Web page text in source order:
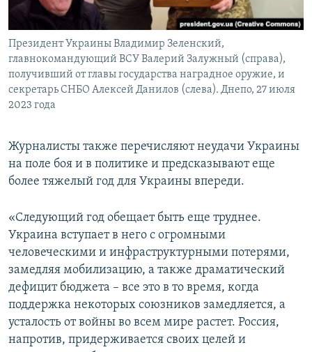
Президент Украины Владимир Зеленский,
главнокомандующий ВСУ Валерий Залужный (справа),
получивший от главы государства наградное оружие, и
секретарь СНБО Алексей Данилов (слева). Днепо, 27 июля
2023 года
Журналисты также перечисляют неудачи Украины
на поле боя и в политике и предсказывают еще
более тяжелый год для Украины впереди.
«Следующий год обещает быть еще труднее.
Украина вступает в него с огромными
человеческими и инфраструктурными потерями,
замедляя мобилизацию, а также драматический
дефицит бюджета – все это в то время, когда
поддержка некоторых союзников замедляется, а
усталость от войны во всем мире растет. Россия,
напротив, придерживается своих целей и